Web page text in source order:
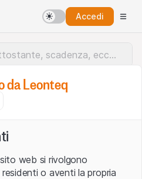
Accedi
da Leonteq
web si rivolgono
o aventi la propria